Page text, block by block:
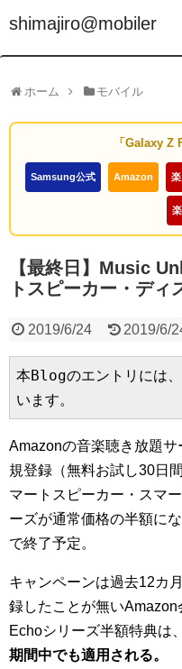
shimajiro@mobiler
ホーム モバイル
「Galaxy Z
Samsung公式 Amazon
【最終日】Music
トスピーカー・デ
2019/6/24 2019/6/
本Blogのエントリには
います。
Amazonの音楽聴き放題
規登録（無料お試し30日
マートスピーカー・スマ
ーズが通常価格の半額に
で終了予定。
キャンペーンは過去12カ
録したことが無い
Echoシリーズ半額特典は、
期間中でも適用される。